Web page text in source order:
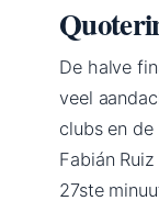
De halve
veel
clubs en
Fabián
27ste